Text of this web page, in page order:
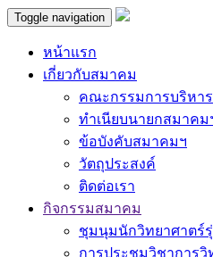
Toggle navigation
หน้าแรก
เกี่ยวกับสมาคม
คณะกรรมการบริหาร
ทำเนียบนายกสมาคม
ข้อบังคับสมาคมฯ
วัตถุประสงค์
ติดต่อเรา
กิจกรรมสมาคม
ชุมนุมนักวิทยาศาตร์รุ่
การประชุมวิชาการวิ